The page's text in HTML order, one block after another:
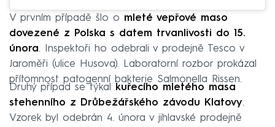
V prvním případě šlo o mleté vepřové maso
dovezené z Polska s datem trvanlivosti do 15.
února. Inspektoři ho odebrali v prodejně Tesco v
Jaroměři (ulice Husova). Laboratorní rozbor prokázal
přítomnost patogenní bakterie Salmonella Rissen.
Druhý případ se týkal
kuřecího mletého masa
stehenního z Drůbežářského závodu Klatovy.
Vzorek byl odebrán 4. února v jihlavské prodejně